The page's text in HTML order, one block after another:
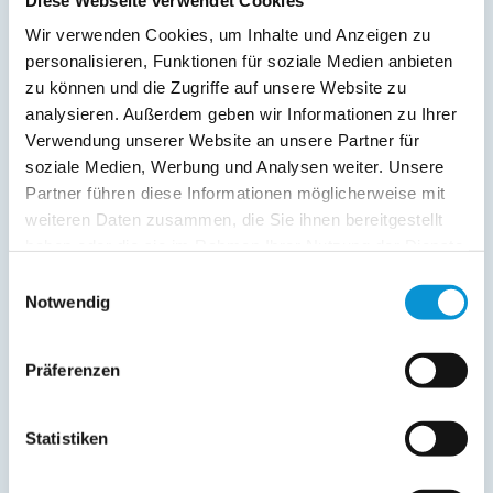
Wir verwenden Cookies, um Inhalte und Anzeigen zu
personalisieren, Funktionen für soziale Medien anbieten
zu können und die Zugriffe auf unsere Website zu
analysieren. Außerdem geben wir Informationen zu Ihrer
Verwendung unserer Website an unsere Partner für
soziale Medien, Werbung und Analysen weiter. Unsere
Partner führen diese Informationen möglicherweise mit
weiteren Daten zusammen, die Sie ihnen bereitgestellt
Notwendig
Präferenzen
Statistiken
Bettwäsche inkl.
Geschirrtücher inkl.
Handtücher inkl.
Verpflegung:
Sonstiges:
eingezäunt
Beschreibung
Take me to the ocean.... WOW! Das Meer direkt vor der Tür!
Das Ferienhaus Ocean 1 für bis zu 6 Personen ist ein echter
Panorameerblick! Und zum weißen Sandstrand geht es ganz